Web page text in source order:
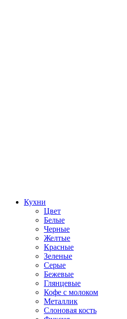
Кухни
Цвет
Белые
Черные
Желтые
Красные
Зеленые
Серые
Бежевые
Глянцевые
Кофе с молоком
Металлик
Слоновая кость